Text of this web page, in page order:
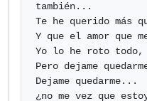
también...
Te he querido más
Y que el amor que
Yo lo he roto
Pero dejame
Dejame quedarme...
¿no me vez que